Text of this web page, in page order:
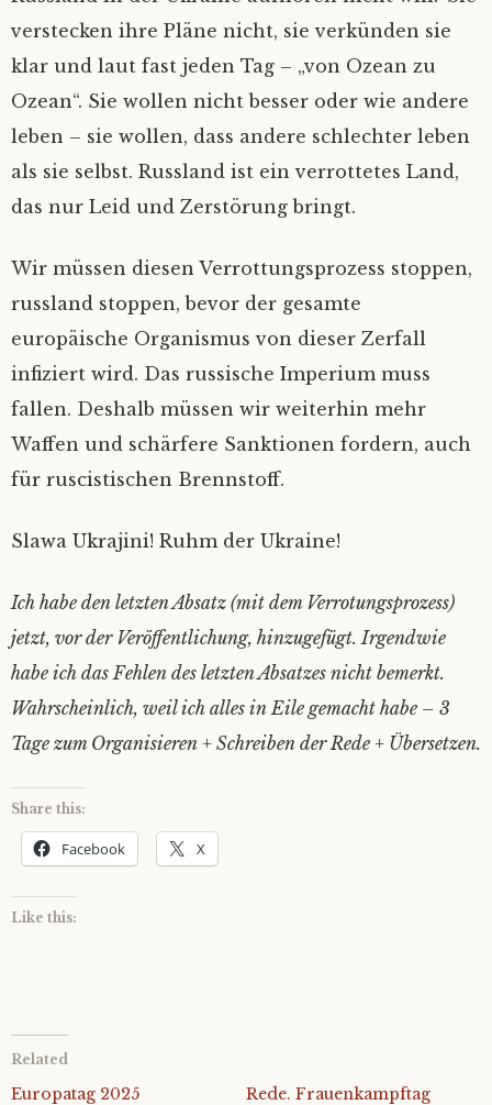
verstecken ihre Pläne nicht, sie verkünden sie
klar und laut fast jeden Tag – „von Ozean zu
Ozean“. Sie wollen nicht besser oder wie andere
leben – sie wollen, dass andere schlechter leben
als sie selbst. Russland ist ein verrottetes Land,
das nur Leid und Zerstörung bringt.
Wir müssen diesen Verrottungsprozess stoppen,
russland stoppen, bevor der gesamte
europäische Organismus von dieser Zerfall
infiziert wird. Das russische Imperium muss
fallen. Deshalb müssen wir weiterhin mehr
Waffen und schärfere Sanktionen fordern, auch
für ruscistischen Brennstoff.
Slawa Ukrajini! Ruhm der Ukraine!
Ich habe den letzten Absatz (mit dem Verrotungsprozess)
jetzt, vor der Veröffentlichung, hinzugefügt. Irgendwie
habe ich das Fehlen des letzten Absatzes nicht bemerkt.
Wahrscheinlich, weil ich alles in Eile gemacht habe – 3
Tage zum Organisieren + Schreiben der Rede + Übersetzen.
Share this:
Facebook X
Like this:
Related
Europatag 2025
Rede. Frauenkampftag